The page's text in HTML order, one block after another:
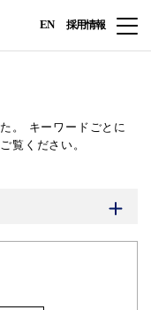
EN 採用情報
。
キーワードごとに
覧ください。